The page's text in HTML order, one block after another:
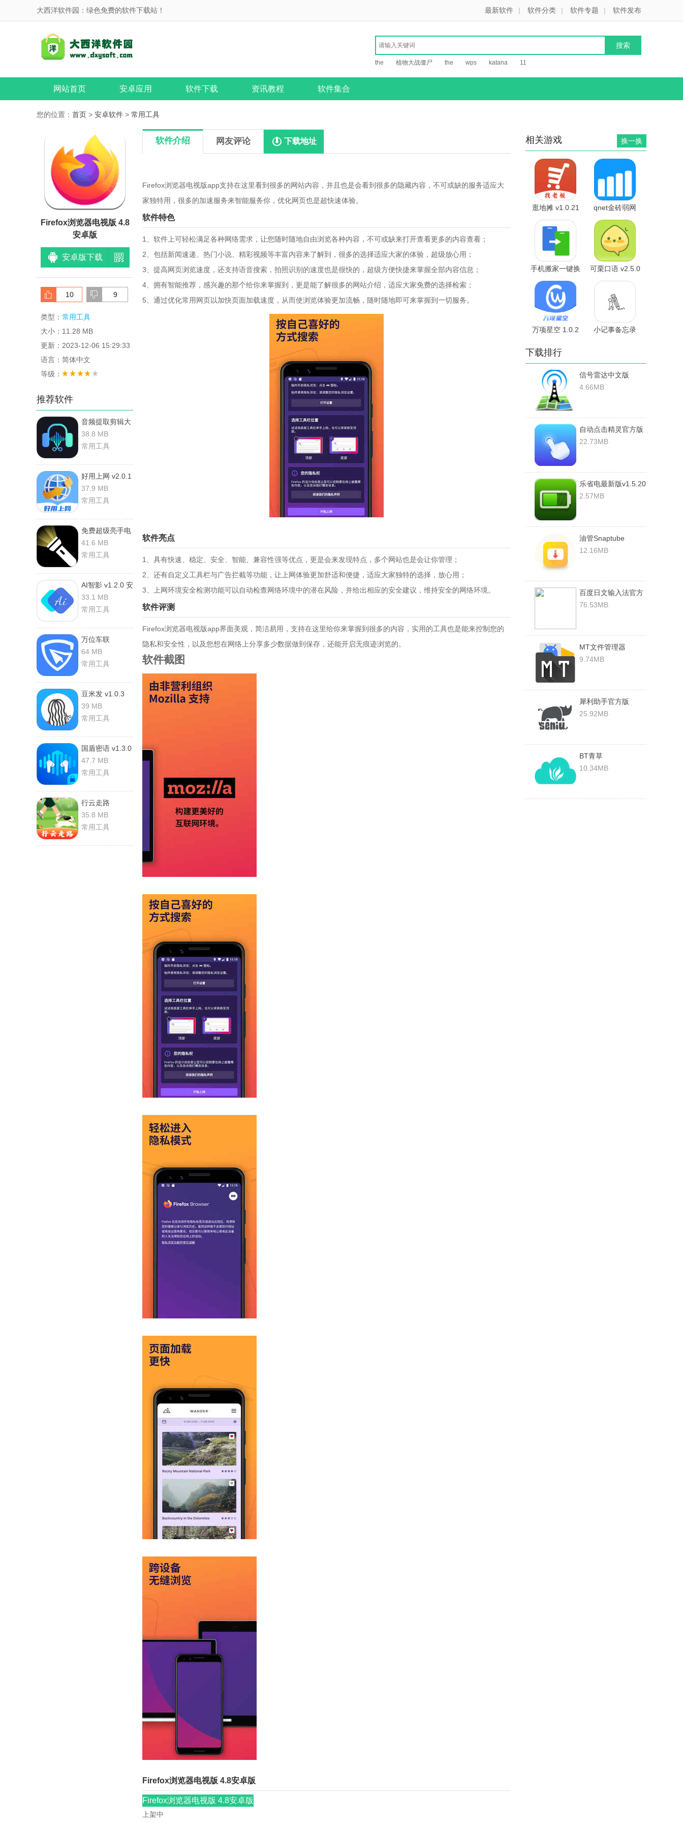
大西洋软件园：绿色免费的软件下载站！ 最新软件 | 软件分类 | 软件专题 | 软件发布
the 植物大战僵尸 the wps katana 11
网站首页 安卓应用 软件下载 资讯教程 软件集合
您的位置： 首页 > 安卓软件 > 常用工具
Firefox浏览器电视版 4.8
安卓版
安卓版下载
10 9
类型： 常用工具
大小：11.28 MB
更新：2023-12-06 15:29:33
语言：简体中文
等级：
推荐软件
音频提取剪辑大
师 v1.0.5 安卓
版
38.8 MB
常用工具
好用上网 v2.0.1
安卓版
37.9 MB
常用工具
免费超级亮手电
筒 v1.0.4 安卓
版
41.6 MB
常用工具
AI智影 v1.2.0 安
卓版
33.1 MB
常用工具
万位车联
v3.1.15 安卓版
64 MB
常用工具
豆米发 v1.0.3
安卓版
39 MB
常用工具
国盾密语 v1.3.0
安卓版
47.7 MB
常用工具
行云走路
v1.4.1.9 安卓版
35.8 MB
常用工具
软件介绍 网友评论 下载地址
Firefox浏览器电视版app支持在这里看到很多的网站内容，并且也是会看到很多的隐藏内容，不可或缺的服务适应大
家独特用，很多的加速服务来智能服务你，优化网页也是超快速体验。
软件特色
1、软件上可轻松满足各种网络需求，让您随时随地自由浏览各种内容，不可或缺来打开查看更多的内容查看；
2、包括新闻速递、热门小说、精彩视频等丰富内容来了解到，很多的选择适应大家的体验，超级放心用；
3、提高网页浏览速度，还支持语音搜索，拍照识别的速度也是很快的，超级方便快捷来掌握全部内容信息；
4、拥有智能推荐，感兴趣的那个给你来掌握到，更是能了解很多的网站介绍，适应大家免费的选择检索；
5、通过优化常用网页以加快页面加载速度，从而使浏览体验更加流畅，随时随地即可来掌握到一切服务。
软件亮点
1、具有快速、稳定、安全、智能、兼容性强等优点，更是会来发现特点，多个网站也是会让你管理；
2、还有自定义工具栏与广告拦截等功能，让上网体验更加舒适和便捷，适应大家独特的选择，放心用；
3、上网环境安全检测功能可以自动检查网络环境中的潜在风险，并给出相应的安全建议，维持安全的网络环境。
软件评测
Firefox浏览器电视版app界面美观，简洁易用，支持在这里给你来掌握到很多的内容，实用的工具也是能来控制您的
隐私和安全性，以及您想在网络上分享多少数据做到保存，还能开启无痕迹浏览的。
软件截图
Firefox浏览器电视版 4.8安卓版
Firefox浏览器电视版 4.8安卓版
上架中
换一换
相关游戏
逛地摊 v1.0.21
安卓版
qnet金砖弱网
v1.2 安卓版
手机搬家一键换
机 v1.0.8 安卓
版
可栗口语 v2.5.0
安卓版
万项星空 1.0.2
小记事备忘录
下载排行
信号雷达中文版
v6.4.3-1安卓版
4.66MB
自动点击精灵官方版
v4.9.2安卓版
22.73MB
乐省电最新版v1.5.20
安卓版
2.57MB
油管Snaptube
12.16MB
百度日文输入法官方
版v15.4.3安卓版
76.53MB
MT文件管理器
v2.10.1旧版本(免
9.74MB
犀利助手官方版
v1.5.5安卓版
25.92MB
BT青草
10.34MB